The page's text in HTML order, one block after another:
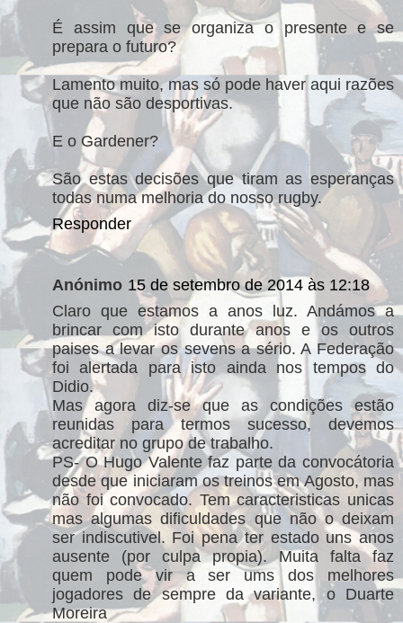
É assim que se organiza o presente e se
prepara o futuro?
Lamento muito, mas só pode haver aqui razões
que não são desportivas.
E o Gardener?
São estas decisões que tiram as esperanças
todas numa melhoria do nosso rugby.
Responder
Anónimo 15 de setembro de 2014 às 12:18
Claro que estamos a anos luz. Andámos a
brincar com isto durante anos e os outros
paises a levar os sevens a sério. A Federação
foi alertada para isto ainda nos tempos do
Didio.
Mas agora diz-se que as condições estão
reunidas para termos sucesso, devemos
acreditar no grupo de trabalho.
PS- O Hugo Valente faz parte da convocátoria
desde que iniciaram os treinos em Agosto, mas
não foi convocado. Tem caracteristicas unicas
mas algumas dificuldades que não o deixam
ser indiscutivel. Foi pena ter estado uns anos
ausente (por culpa propia). Muita falta faz
quem pode vir a ser ums dos melhores
jogadores de sempre da variante, o Duarte
Moreira